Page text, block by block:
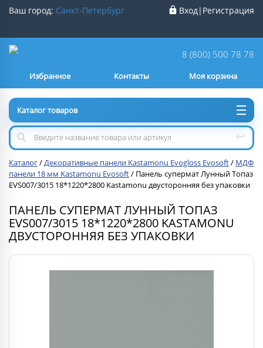
Ваш город: Санкт-Петербург
Нет
Вход| Регистрация
8 (800) 500 78 78
Контакты
Избранное Моя корзина
Каталог товаров
Каталог/Декоративные панели Kastamonu Evogloss Evosoft/ МДФ
панели 18 мм Kastamonu Evosoft/ Панель супермат Лунный Топаз
EVS007/3015 18*1220*2800 Kastamonu двусторонняя без упаковки
ПАНЕЛЬ СУПЕРМАТ ЛУННЫЙ ТОПАЗ
EVS007/3015 18*1220*2800 KASTAMONU
ДВУСТОРОННЯЯ БЕЗ УПАКОВКИ